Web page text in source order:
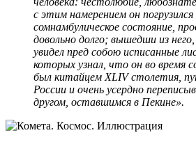
с этим намерением он погрузился
сомнамбулическое состояние,
довольно долго; вышедши из
увидел пред собою исписанные
которых узнал, что он во время
был китайцем XLIV столетия,
России и очень усердно
другом, оставшимся в Пекине».